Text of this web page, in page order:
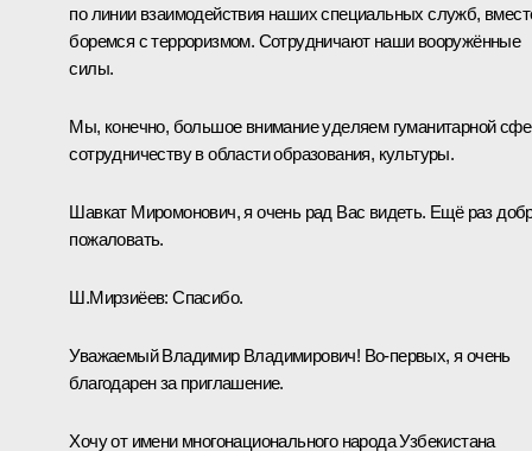
по линии взаимодействия наших специальных служб,
боремся с терроризмом. Сотрудничают наши вооружённые
силы.
Мы, конечно, большое внимание уделяем гуманитарной
сотрудничеству в области образования, культуры.
Шавкат Миромонович, я очень рад Вас видеть. Ещё раз
пожаловать.
Ш.Мирзиёев: Спасибо.
Уважаемый Владимир Владимирович! Во-первых, я очень
благодарен за приглашение.
Хочу от имени многонационального народа Узбекистана